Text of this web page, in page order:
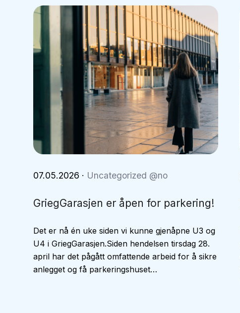
07.05.2026 · Uncategorized @no
GriegGarasjen er åpen for parkering!
Det er nå én uke siden vi kunne gjenåpne U3 og
U4 i GriegGarasjen.Siden hendelsen tirsdag 28.
april har det pågått omfattende arbeid for å sikre
anlegget og få parkeringshuset…